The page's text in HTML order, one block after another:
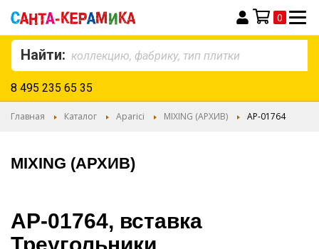
Моя корзина
0
Найти:
8 495 235 65 35
Главная Каталог Aparici MIXING (АРХИВ) AP-01764
MIXING (АРХИВ)
AP-01764, вставка